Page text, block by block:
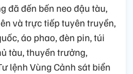
đã đến bến neo đậu tàu,
và trực tiếp tuyên truyền,
áo phao, đèn pin, túi
tàu, thuyền trưởng,
lệnh Vùng Cảnh sát biển